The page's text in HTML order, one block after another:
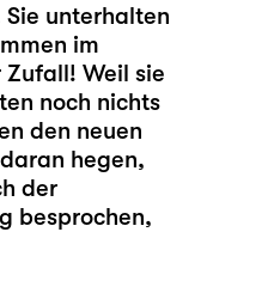
unterhalten
im
Weil sie
noch nichts
den neuen
hegen,
der
besprochen,